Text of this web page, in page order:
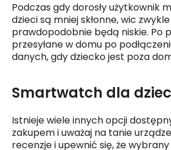
Podczas gdy dorosły użytkownik
dzieci są mniej skłonne, wic
prawdopodobnie będą niskie. Po
przesyłane w domu po
danych, gdy dziecko jest poza
Smartwatch dla
Istnieje wiele innych opcji
zakupem i uważaj na tanie
recenzje i upewnić się, że